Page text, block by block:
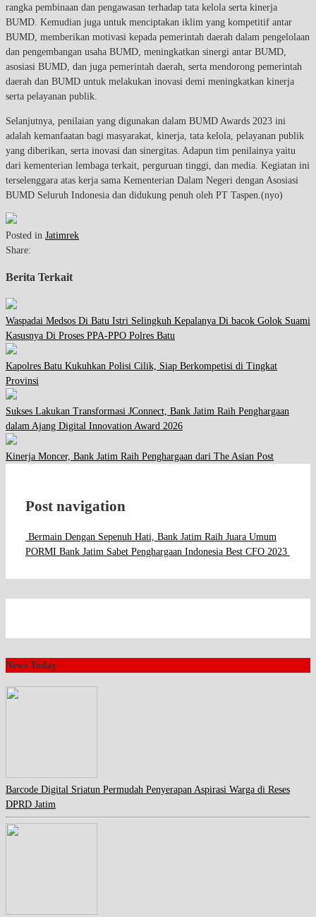
rangka pembinaan dan pengawasan terhadap tata kelola serta kinerja
BUMD. Kemudian juga untuk menciptakan iklim yang kompetitif antar
BUMD, memberikan motivasi kepada pemerintah daerah dalam pengelolaan
dan pengembangan usaha BUMD, meningkatkan sinergi antar BUMD,
asosiasi BUMD, dan juga pemerintah daerah, serta mendorong pemerintah
daerah dan BUMD untuk melakukan inovasi demi meningkatkan kinerja
serta pelayanan publik.
Selanjutnya, penilaian yang digunakan dalam BUMD Awards 2023 ini
adalah kemanfaatan bagi masyarakat, kinerja, tata kelola, pelayanan publik
yang diberikan, serta inovasi dan sinergitas. Adapun tim penilainya yaitu
dari kementerian lembaga terkait, perguruan tinggi, dan media. Kegiatan ini
terselenggara atas kerja sama Kementerian Dalam Negeri dengan Asosiasi
BUMD Seluruh Indonesia dan didukung penuh oleh PT Taspen.(nyo)
Posted in Jatimrek
Share:
Berita Terkait
Waspadai Medsos Di Batu Istri Selingkuh Kepalanya Di bacok Golok Suami
Kasusnya Di Proses PPA-PPO Polres Batu
Kapolres Batu Kukuhkan Polisi Cilik, Siap Berkompetisi di Tingkat
Provinsi
Sukses Lakukan Transformasi JConnect, Bank Jatim Raih Penghargaan
dalam Ajang Digital Innovation Award 2026
Kinerja Moncer, Bank Jatim Raih Penghargaan dari The Asian Post
Post navigation
Bermain Dengan Sepenuh Hati, Bank Jatim Raih Juara Umum
PORMI Bank Jatim Sabet Penghargaan Indonesia Best CFO 2023
News Today
Barcode Digital Sriatun Permudah Penyerapan Aspirasi Warga di Reses
DPRD Jatim